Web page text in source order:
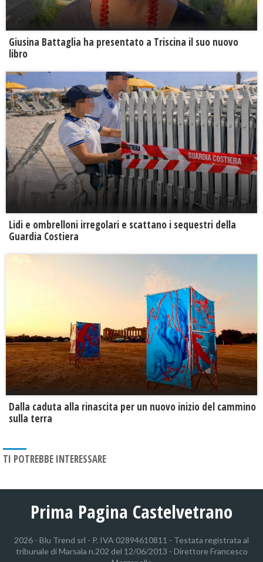
Giusina Battaglia ha presentato a Triscina il suo nuovo
libro
Lidi e ombrelloni irregolari e scattano i sequestri della
Guardia Costiera
Dalla caduta alla rinascita per un nuovo inizio del cammino
sulla terra
TI POTREBBE INTERESSARE
Prima Pagina Castelvetrano
2026 - Blu Trend srl - P. IVA 02894610811 - Testata registrata al
tribunale di Marsala n.202 del 12/06/2013 - Direttore Francesco